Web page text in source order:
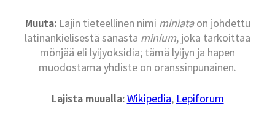
Muuta:Lajin tieteellinen nimi miniataon johdettu
latinankielisestä sanasta minium, joka tarkoittaa
mönjää eli lyijyoksidia; tämä lyijyn ja hapen
muodostama yhdiste on oranssinpunainen.
Lajista muualla:Wikipedia, Lepiforum